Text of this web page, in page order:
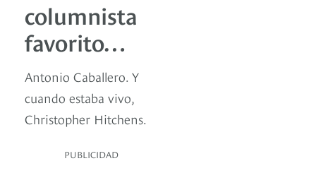
columnista
favorito…
Antonio Caballero. Y
cuando estaba vivo,
Christopher Hitchens.
PUBLICIDAD